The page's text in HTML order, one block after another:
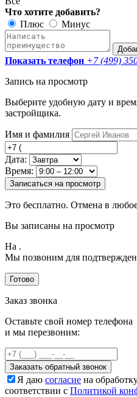
Что хотите добавить?
Плюс
Минус
Показать телефон +7 (499)
Запись на просмотр
Выберите удобную дату и
застройщика.
Имя и фамилия
Дата:
Время:
Записаться на просмотр
Это бесплатно. Отмена в
Вы записаны на просмотр
На .
Мы позвоним для
Готово
Заказ звонка
Оставьте свой номер телефона
и мы перезвоним:
Заказать обратный звонок
Я даю согласие на
соответствии с Политикой